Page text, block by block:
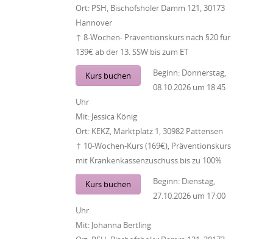
Ort: PSH, Bischofsholer Damm 121, 30173
Hannover
↑ 8-Wochen- Präventionskurs nach §20 für
139€ ab der 13. SSW bis zum ET
Kurs buchen Beginn: Donnerstag,
08.10.2026 um 18:45
Uhr
Mit: Jessica König
Ort: KEKZ, Marktplatz 1, 30982 Pattensen
↑ 10-Wochen-Kurs (169€), Präventionskurs
mit Krankenkassenzuschuss bis zu 100%
Kurs buchen Beginn: Dienstag,
27.10.2026 um 17:00
Uhr
Mit: Johanna Bertling